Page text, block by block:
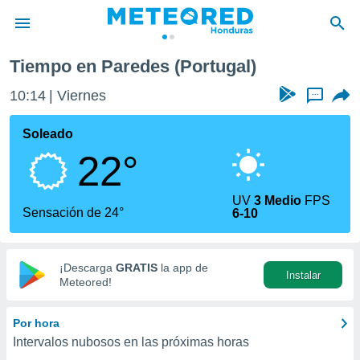
de
ha sido
calidad.
a este
las
y
digital
basada
Tiempo en Paredes (Portugal)
10:14 Viernes ...
Soleado
22°
Sensación de 24°
UV3 Medio FPS
6-10
¡Descarga GRATIS la app de
Meteored!
Instalar
Por hora
Intervalos nubosos en las próximas horas